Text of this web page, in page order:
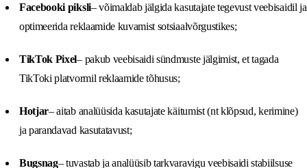
Facebooki piksli– võimaldab jälgida kasutajate tegevust veebisaidil ja
optimeerida reklaamide kuvamist sotsiaalvõrgustikes;
TikTok Pixel– pakub veebisaidi sündmuste jälgimist, et tagada
TikToki platvormil reklaamide tõhusus;
Hotjar– aitab analüüsida kasutajate käitumist (nt klõpsud, kerimine)
ja parandavad kasutatavust;
Bugsnag– tuvastab ja analüüsib tarkvaravigu veebisaidi stabiilsuse